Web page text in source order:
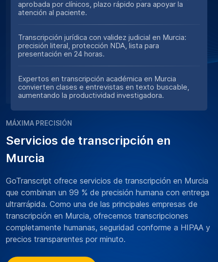
aprobada por clínicos, plazo rápido para apoyar la
atención al paciente.
Transcripción jurídica con validez judicial en Murcia:
precisión literal, protección NDA, lista para
presentación en 24 horas.
Expertos en transcripción académica en Murcia
convierten clases e entrevistas en texto buscable,
aumentando la productividad investigadora.
MÁXIMA PRECISIÓN
Servicios de transcripción en
Murcia
GoTranscript ofrece servicios de transcripción en Murcia
que combinan un 99 % de precisión humana con entrega
ultrarrápida. Como una de las principales empresas de
transcripción en Murcia, ofrecemos transcripciones
completamente humanas, seguridad conforme a HIPAA y
precios transparentes por minuto.